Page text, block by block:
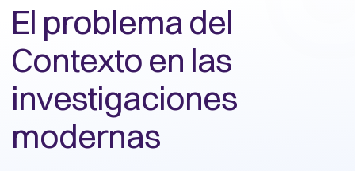
El problema del
Contexto en las
investigaciones
modernas